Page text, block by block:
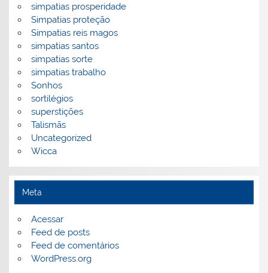
simpatias prosperidade
Simpatias proteção
Simpatias reis magos
simpatias santos
simpatias sorte
simpatias trabalho
Sonhos
sortilégios
superstições
Talismãs
Uncategorized
Wicca
Meta
Acessar
Feed de posts
Feed de comentários
WordPress.org